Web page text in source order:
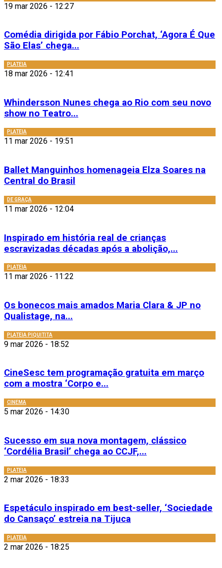
19 mar 2026 - 12:27
Comédia dirigida por Fábio Porchat, ‘Agora É Que
São Elas’ chega...
PLATEIA
18 mar 2026 - 12:41
Whindersson Nunes chega ao Rio com seu novo
show no Teatro...
PLATEIA
11 mar 2026 - 19:51
Ballet Manguinhos homenageia Elza Soares na
Central do Brasil
DE GRAÇA
11 mar 2026 - 12:04
Inspirado em história real de crianças
escravizadas décadas após a abolição,...
PLATEIA
11 mar 2026 - 11:22
Os bonecos mais amados Maria Clara & JP no
Qualistage, na...
PLATEIA PIQUITITA
9 mar 2026 - 18:52
CineSesc tem programação gratuita em março
com a mostra ‘Corpo e...
CINEMA
5 mar 2026 - 14:30
Sucesso em sua nova montagem, clássico
‘Cordélia Brasil’ chega ao CCJF,...
PLATEIA
2 mar 2026 - 18:33
Espetáculo inspirado em best-seller, ‘Sociedade
do Cansaço’ estreia na Tijuca
PLATEIA
2 mar 2026 - 18:25